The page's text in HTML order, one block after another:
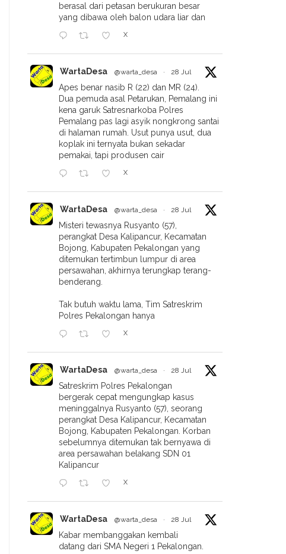
berasal dari petasan berukuran besar
yang dibawa oleh balon udara liar dan
X
WartaDesa @warta_desa · 28 Jul
Apes benar nasib R (22) dan MR (24).
Dua pemuda asal Petarukan, Pemalang ini
kena garuk Satresnarkoba Polres
Pemalang pas lagi asyik nongkrong santai
di halaman rumah. Usut punya usut, dua
koplak ini ternyata bukan sekadar
pemakai, tapi produsen cair
X
WartaDesa @warta_desa · 28 Jul
Misteri tewasnya Rusyanto (57),
perangkat Desa Kalipancur, Kecamatan
Bojong, Kabupaten Pekalongan yang
ditemukan tertimbun lumpur di area
persawahan, akhirnya terungkap terang-
benderang.
Tak butuh waktu lama, Tim Satreskrim
Polres Pekalongan hanya
X
WartaDesa @warta_desa · 28 Jul
Satreskrim Polres Pekalongan
bergerak cepat mengungkap kasus
meninggalnya Rusyanto (57), seorang
perangkat Desa Kalipancur, Kecamatan
Bojong, Kabupaten Pekalongan. Korban
sebelumnya ditemukan tak bernyawa di
area persawahan belakang SDN 01
Kalipancur
X
WartaDesa @warta_desa · 28 Jul
Kabar membanggakan kembali
datang dari SMA Negeri 1 Pekalongan.